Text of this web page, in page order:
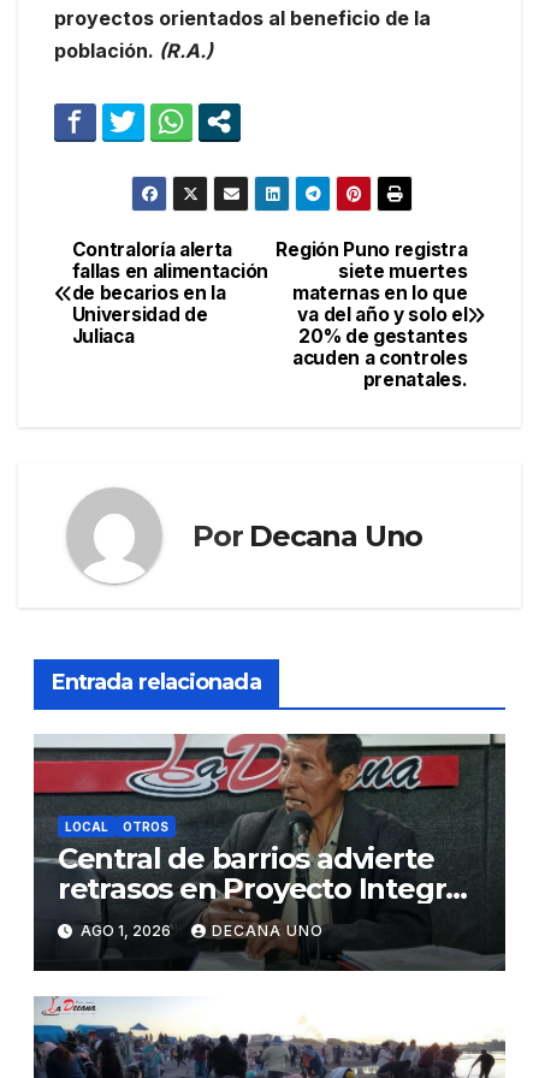
proyectos orientados al beneficio de la
población. (R.A.)
Navegación
de
Región Puno registra
siete muertes
maternas en lo que
va del año y solo el
20% de gestantes
acuden a controles
prenatales.
Contraloría alerta
fallas en alimentación
de becarios en la
Universidad de
Juliaca
Por Decana Uno
Entrada relacionada
LOCAL OTROS
Central de barrios advierte
retrasos en Proyecto Integral
de Agua y Alcantarillado para
Juliaca
AGO 1, 2026 DECANA UNO